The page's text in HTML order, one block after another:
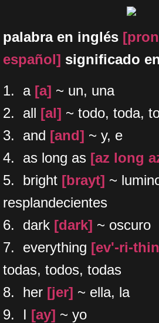
palabra en inglés
español] significado
​1. a [a] ~ un, una
2. all [al] ~ todo, toda,
3. and [and] ~ y, e
4. as long as [az long
5. bright [brayt] ~
resplandecientes
6. dark [dark] ~ oscuro
7. everything [ev'-ri-
todas, todos, todas
8. her [jer] ~ ella, la
9. I [ay] ~ yo